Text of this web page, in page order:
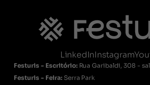
LinkedInInstagram
Festuris - Escritório: Rua Garibaldi, 308 -
Festuris - Feira: Serra Park